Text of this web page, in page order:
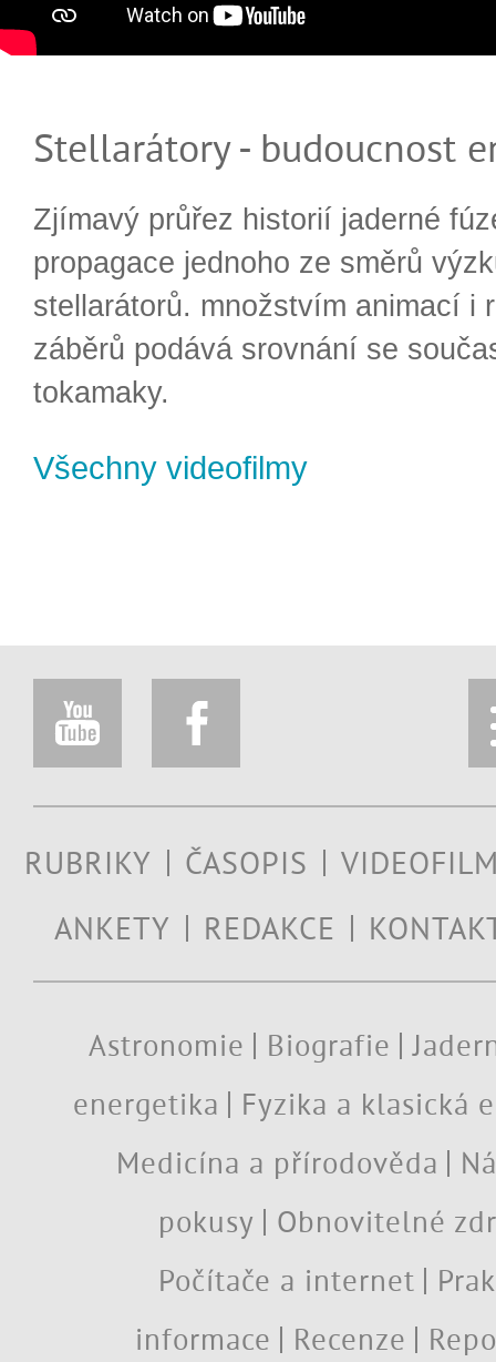
Stellarátory - budoucnost
Zjímavý průřez historií jaderné
propagace jednoho ze směrů
stellarátorů. množstvím animací i
záběrů podává srovnání se
tokamaky.
Všechny videofilmy
RUBRIKY ČASOPIS
ANKETY
REDAKCE
Astronomie Biografie
energetika
Fyzika a klasická
Medicína a přírodověda
pokusy
Obnovitelné
Počítače a internet
informace
Recenze